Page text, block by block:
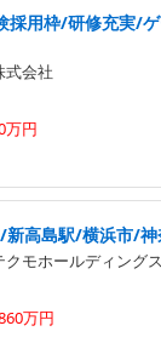
採用枠/研修充実/
式会社
万円
新高島駅/横浜市/神
モホールディングス
万円